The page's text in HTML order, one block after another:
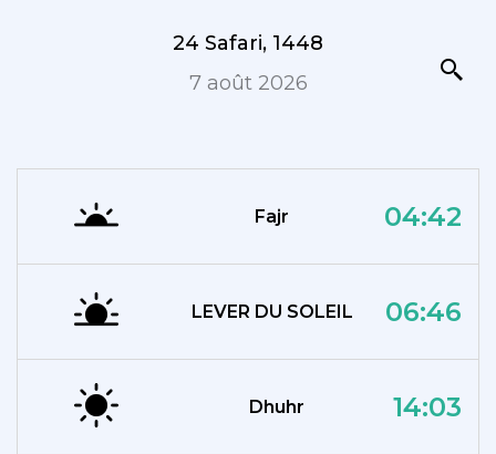
24 Safari, 1448
7 août 2026
Fajr 04:42
LEVER DU SOLEIL 06:46
Dhuhr 14:03